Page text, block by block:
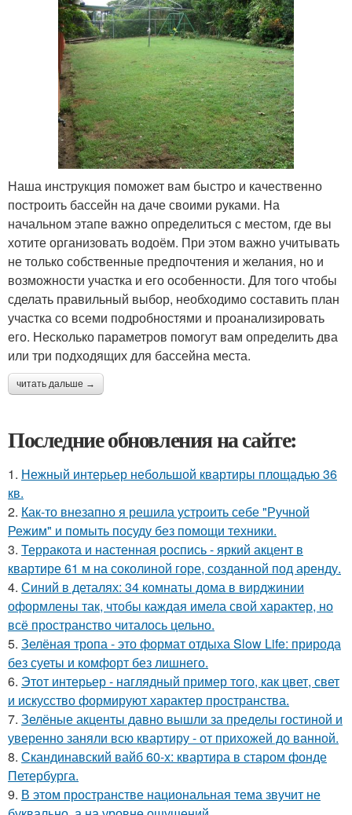
Наша инструкция поможет вам быстро и качественно
построить бассейн на даче своими руками. На
начальном этапе важно определиться с местом, где вы
хотите организовать водоём. При этом важно учитывать
не только собственные предпочтения и желания, но и
возможности участка и его особенности. Для того чтобы
сделать правильный выбор, необходимо составить план
участка со всеми подробностями и проанализировать
его. Несколько параметров помогут вам определить два
или три подходящих для бассейна места.
читать дальше →
Последние обновления на сайте:
1. Нежный интерьер небольшой квартиры площадью 36
кв.
2. Как-то внезапно я решила устроить себе "Ручной
Режим" и помыть посуду без помощи техники.
3. Терракота и настенная роспись - яркий акцент в
квартире 61 м на соколиной горе, созданной под аренду.
4. Синий в деталях: 34 комнаты дома в вирджинии
оформлены так, чтобы каждая имела свой характер, но
всё пространство читалось цельно.
5. Зелёная тропа - это формат отдыха Slow Life: природа
без суеты и комфорт без лишнего.
6. Этот интерьер - наглядный пример того, как цвет, свет
и искусство формируют характер пространства.
7. Зелёные акценты давно вышли за пределы гостиной и
уверенно заняли всю квартиру - от прихожей до ванной.
8. Скандинавский вайб 60-х: квартира в старом фонде
Петербурга.
9. В этом пространстве национальная тема звучит не